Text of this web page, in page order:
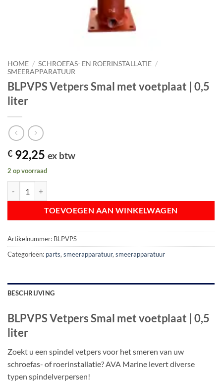
HOME / SCHROEFAS- EN ROERINSTALLATIE /
SMEERAPPARATUUR
BLPVPS Vetpers Smal met voetplaat | 0,5
liter
€ 92,25 ex btw
2 op voorraad
TOEVOEGEN AAN WINKELWAGEN
Artikelnummer: BLPVPS
Categorieën: parts, smeerapparatuur, smeerapparatuur
BESCHRIJVING
BLPVPS Vetpers Smal met voetplaat | 0,5
liter
Zoekt u een spindel vetpers voor het smeren van uw
schroefas- of roerinstallatie? AVA Marine levert diverse
typen spindelverpersen!